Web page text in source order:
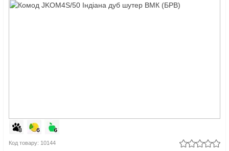
Код товару: 10144